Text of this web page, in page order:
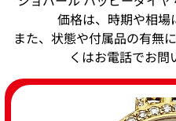
価格は、時期や相場
また、状態や付属品の有無
くはお電話でお問